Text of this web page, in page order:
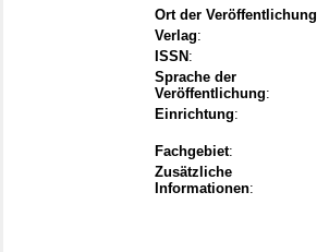
Ort der Veröffentlichung
Verlag:
ISSN :
Sprache der
Veröffentlichung:
Einrichtung:
Fachgebiet:
Zusätzliche
Informationen: